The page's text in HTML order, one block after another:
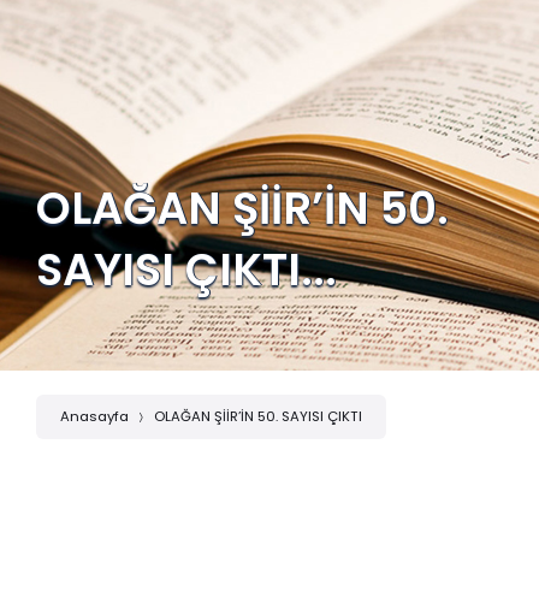
OLAĞAN ŞİİR’İN 50.
SAYISI ÇIKTI...
Anasayfa OLAĞAN ŞİİR’İN 50. SAYISI ÇIKTI